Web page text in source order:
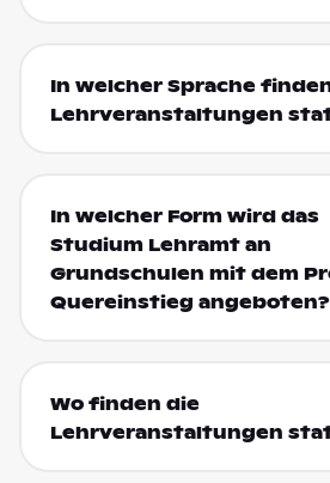
In welcher Sprache
Lehrveranstaltungen
In welcher Form wird das
Studium Lehramt an
Grundschulen mit dem
Quereinstieg angeboten?
Wo finden die
Lehrveranstaltungen